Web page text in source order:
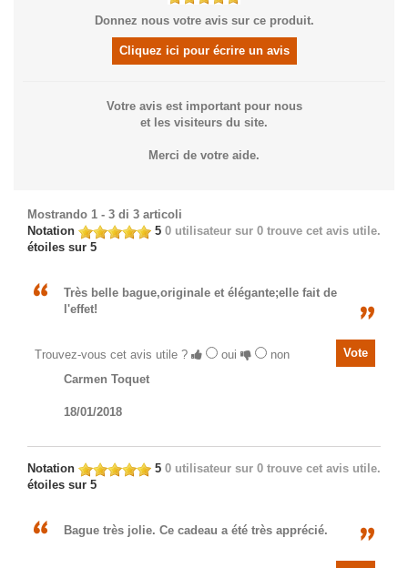
Donnez nous votre avis sur ce produit.
Cliquez ici pour écrire un avis
Votre avis est important pour nous
et les visiteurs du site.
Merci de votre aide.
Mostrando 1 - 3 di 3 articoli
0 utilisateur sur 0 trouve cet avis utile.
Notation
5
étoiles sur 5
Très belle bague,originale et élégante;elle fait de
l'effet!
Trouvez-vous cet avis utile ? oui
non
Carmen Toquet
18/01/2018
0 utilisateur sur 0 trouve cet avis utile.
Notation
5
étoiles sur 5
Bague très jolie. Ce cadeau a été très apprécié.